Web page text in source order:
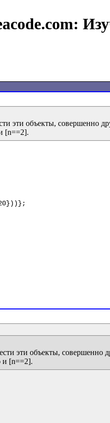
эти объекты, совершенно
эти объекты, совершенно